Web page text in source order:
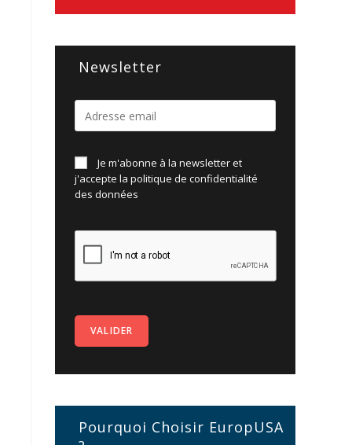
Newsletter
Je m'abonne à la newsletter et
j'accepte la politique de confidentialité
des données
Pourquoi Choisir EuropUSA